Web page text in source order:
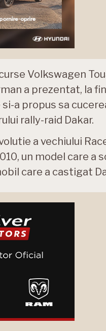
Volkswagen
a prezentat, la
si-a propus sa
rally-raid Dakar.
a vechiului
un model care
care a castigat